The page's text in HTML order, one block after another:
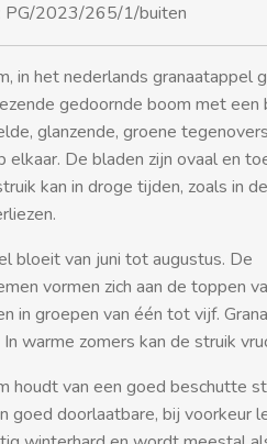
PG/2023/265/1/buiten
in het nederlands granaatappel
gedoornde boom met een
glanzende, groene
elkaar. De bladen zijn ovaal en
kan in droge tijden, zoals in
bloeit van juni tot augustus. De
vormen zich aan de toppen
in groepen van één tot vijf.
warme zomers kan de struik
houdt van een goed beschutte
goed doorlaatbare, bij voorkeur